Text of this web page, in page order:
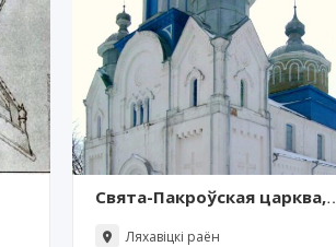
Свята-Пакроўская царква,
Ляхавіцкі раён